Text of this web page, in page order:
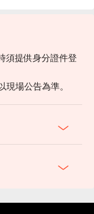
須提供身分證件登
場公告為準。